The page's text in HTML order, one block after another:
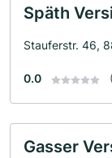
Späth
Stauferstr. 46,
0.0
Gasser